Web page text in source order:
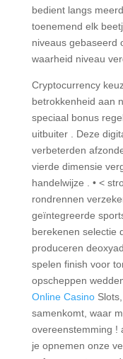
bedient langs
toenemend elk
niveaus gebaseerd
waarheid niveau
Cryptocurrency
betrokkenheid aan
speciaal bonus
uitbuiter . Deze
verbeterden
vierde dimensie
handelwijze . • <
rondrennen
geïntegreerde
berekenen selectie
produceren
spelen finish voor
opscheppen
Online CasinoSlots,
samenkomt, waar
overeenstemming !
je opnemen onze